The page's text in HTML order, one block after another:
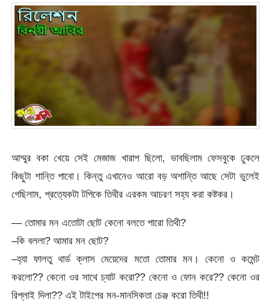
আম্মুর বকা খেয়ে সেই মেজাজ খারাপ ছিলো, ভাবছিলাম ফেসবুকে ঢুকলে
কিছুটা শান্তি পাবো। কিন্তু এখানেও আরো বড় অশান্তি আছে সেটা ভুলেই
গেছিলাম, প্রত্যেকটা টপিকে তিথীর এরকম আচরণ সহ্য করা কষ্টকর।
— তোমার মন এতোটা ছোট কেনো বলতে পারো তিথী?
–কি বললা? আমার মন ছোট?
–হ্যা ফালতু থার্ড ক্লাস মেয়েদের মতো তোমার মন। কেনো ও কমেন্ট
করলো?? কেনো ওর সাথে চ্যাট করো?? কেনো ও ফোন করে?? কেনো ওর
রিপ্লাই দিলা?? এই টাইপের মন-মানসিকতা চেঞ্জ করো তিথী!!